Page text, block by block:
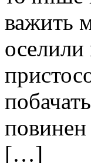
важить
повинен
[…]